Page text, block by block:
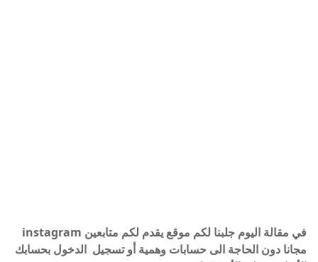
في مقالة اليوم جلبنا لكم موقع يقدم لكم متابعين instagram
مجانا دون الحاجة الى حسابات وهمية أو تسجيل الدخول بحسابك